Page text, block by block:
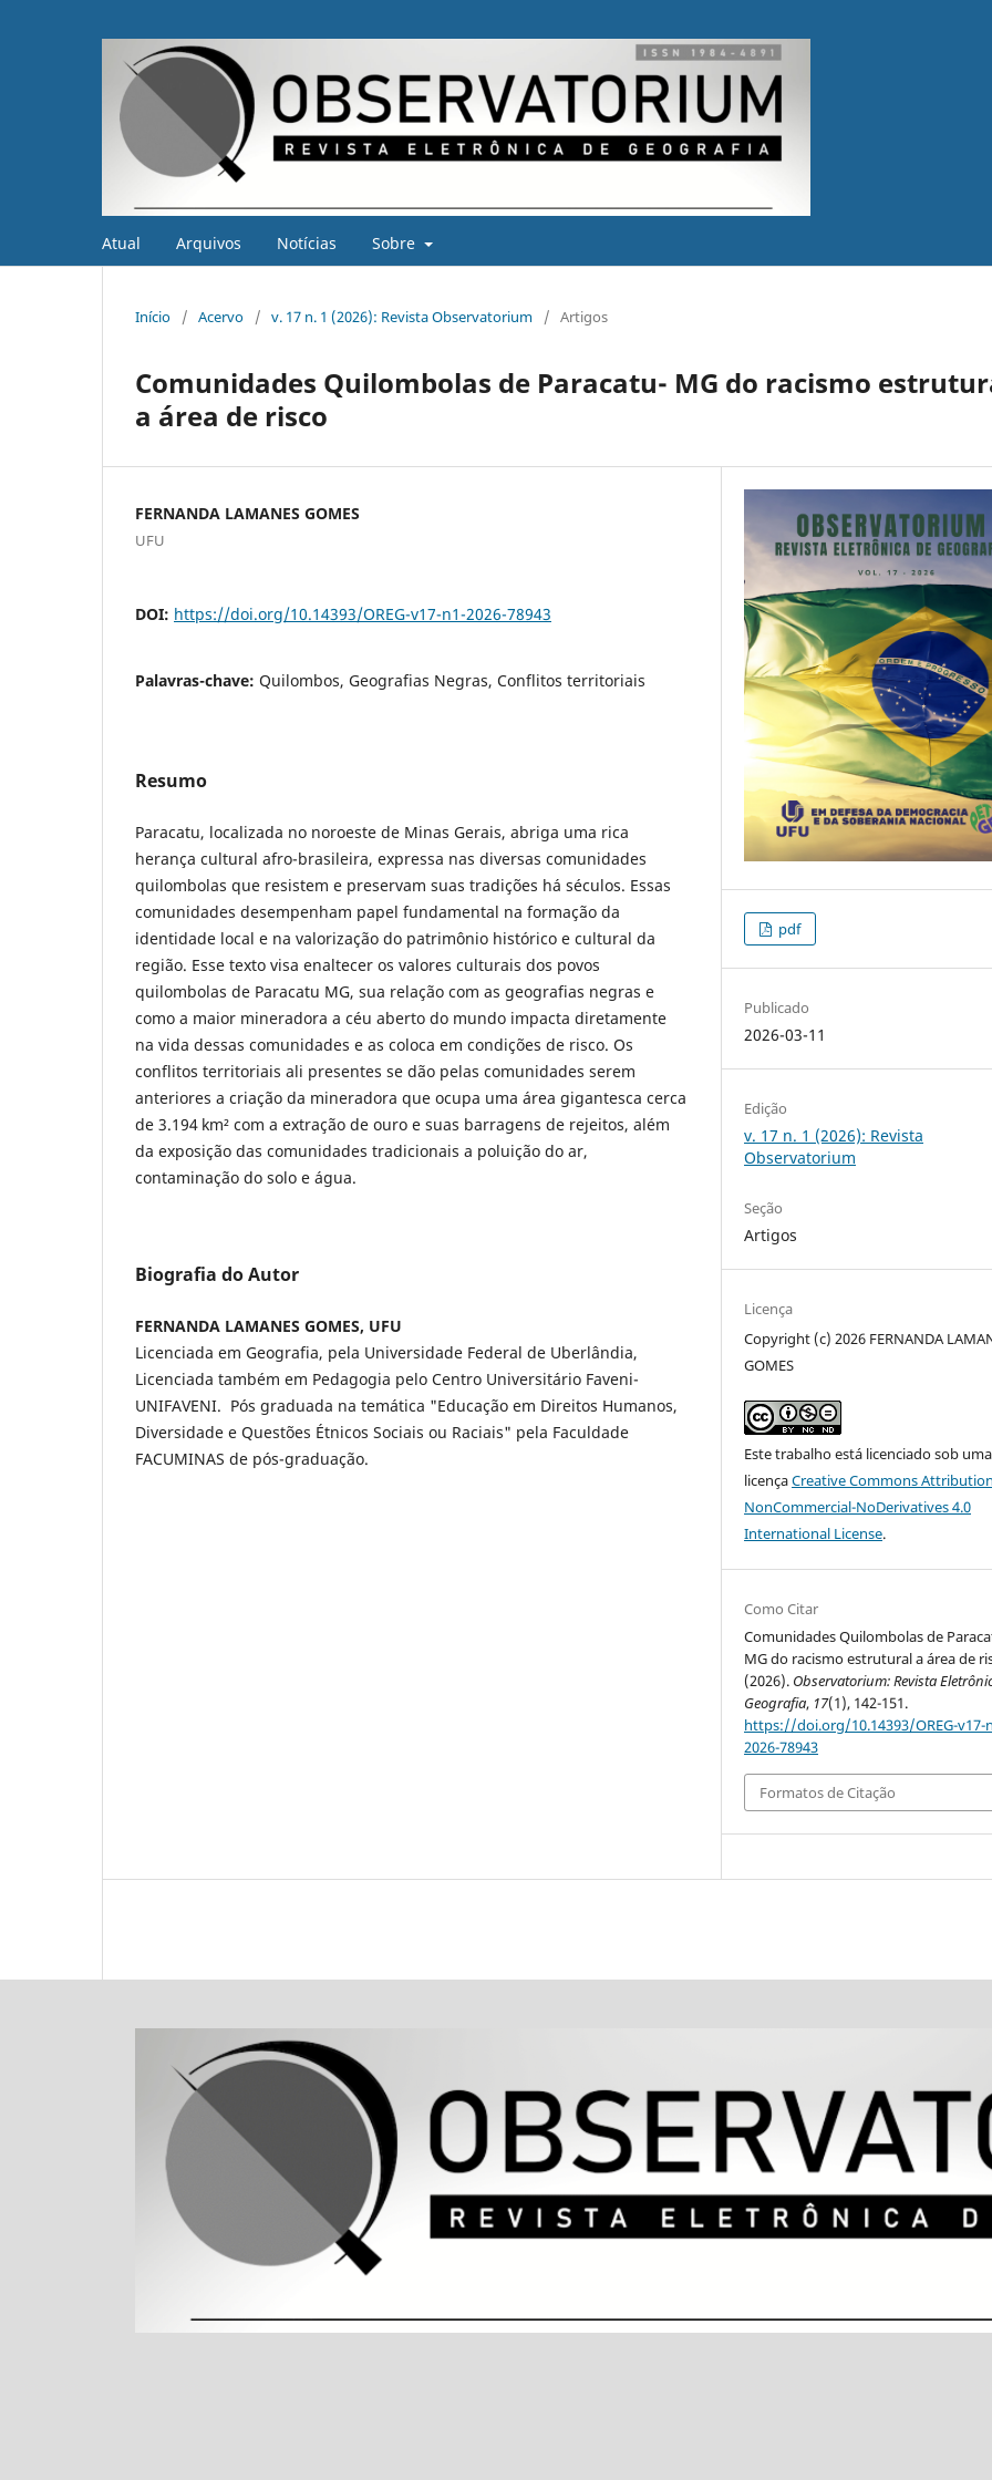
Atual Arquivos Notícias Sobre
Início / Acervo / v. 17 n. 1 (2026): Revista Observatorium / Artigos
Comunidades Quilombolas de Paracatu- MG do racismo
a área de risco
FERNANDA LAMANES GOMES
UFU
DOI: https://doi.org/10.14393/OREG-v17-n1-2026-78943
Palavras-chave: Quilombos, Geografias Negras, Conflitos territoriais
Resumo
Paracatu, localizada no noroeste de Minas Gerais, abriga uma rica
herança cultural afro-brasileira, expressa nas diversas comunidades
quilombolas que resistem e preservam suas tradições há séculos. Essas
comunidades desempenham papel fundamental na formação da
identidade local e na valorização do patrimônio histórico e cultural da
região. Esse texto visa enaltecer os valores culturais dos povos
quilombolas de Paracatu MG, sua relação com as geografias negras e
como a maior mineradora a céu aberto do mundo impacta diretamente
na vida dessas comunidades e as coloca em condições de risco. Os
conflitos territoriais ali presentes se dão pelas comunidades serem
anteriores a criação da mineradora que ocupa uma área gigantesca cerca
de 3.194 km² com a extração de ouro e suas barragens de rejeitos, além
da exposição das comunidades tradicionais a poluição do ar,
contaminação do solo e água.
Biografia do Autor
FERNANDA LAMANES GOMES, UFU
Licenciada em Geografia, pela Universidade Federal de Uberlândia,
Licenciada também em Pedagogia pelo Centro Universitário Faveni-
UNIFAVENI. Pós graduada na temática "Educação em Direitos Humanos,
Diversidade e Questões Étnicos Sociais ou Raciais" pela Faculdade
FACUMINAS de pós-graduação.
pdf
Publicado
2026-03-11
Edição
v. 17 n. 1 (2026): Revista
Observatorium
Seção
Artigos
Licença
Copyright (c) 2026 FERNANDA
GOMES
Este trabalho está licenciado sob uma
licençaCreative Commons
NonCommercial-NoDerivatives 4.0
International License.
Como Citar
Comunidades Quilombolas de
MG do racismo estrutural a área de
(2026). Observatorium: Revista
Geografia, 17(1), 142-151.
https://doi.org/10.14393/OREG-v17-
2026-78943
Formatos de Citação